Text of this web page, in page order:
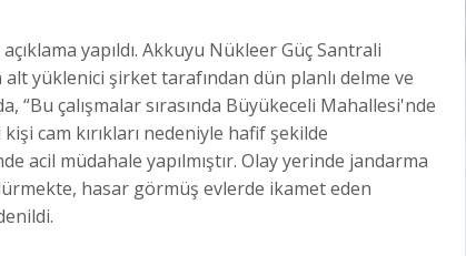
yapıldı. Akkuyu Nükleer Güç Santrali
alt yüklenici şirket tarafından dün planlı delme ve
“Bu çalışmalar sırasında Büyükeceli Mahallesi'nde
cam kırıkları nedeniyle hafif şekilde
acil müdahale yapılmıştır. Olay yerinde jandarma
hasar görmüş evlerde ikamet eden